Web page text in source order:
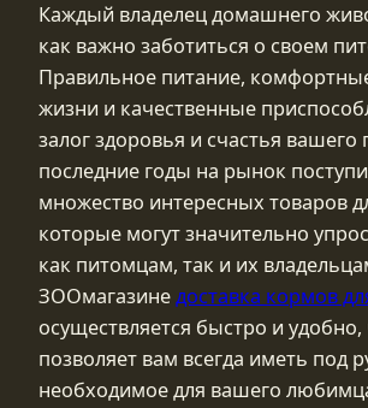
Каждый владелец домашнего
как важно заботиться о своем
Правильное питание,
жизни и качественные
залог здоровья и счастья вашего
последние годы на рынок
множество интересных товаров
которые могут значительно
как питомцам, так и их
ЗООмагазинедоставка кормов
осуществляется быстро и удобно,
позволяет вам всегда иметь под
необходимое для вашего